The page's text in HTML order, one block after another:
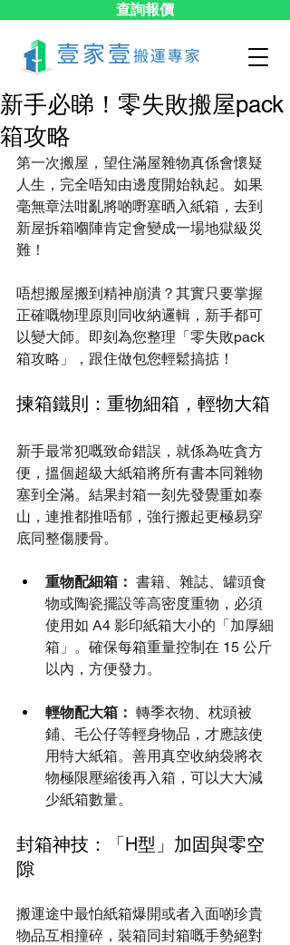
查詢報價
新手必睇！零失敗搬屋pack
箱攻略
第一次搬屋，望住滿屋雜物真係會懷疑
人生，完全唔知由邊度開始執起。如果
毫無章法咁亂將啲嘢塞晒入紙箱，去到
新屋拆箱嗰陣肯定會變成一場地獄級災
難！
唔想搬屋搬到精神崩潰？其實只要掌握
正確嘅物理原則同收納邏輯，新手都可
以變大師。即刻為您整理「零失敗pack
箱攻略」，跟住做包您輕鬆搞掂！
揀箱鐵則：重物細箱，輕物大箱
新手最常犯嘅致命錯誤，就係為咗貪方
便，搵個超級大紙箱將所有書本同雜物
塞到全滿。結果封箱一刻先發覺重如泰
山，連推都推唔郁，強行搬起更極易穿
底同整傷腰骨。
重物配細箱： 書籍、雜誌、罐頭食
物或陶瓷擺設等高密度重物，必須
使用如 A4 影印紙箱大小的「加厚細
箱」。確保每箱重量控制在 15 公斤
以內，方便發力。
輕物配大箱： 轉季衣物、枕頭被
鋪、毛公仔等輕身物品，才應該使
用特大紙箱。善用真空收納袋將衣
物極限壓縮後再入箱，可以大大減
少紙箱數量。
封箱神技：「H型」加固與零空
隙
搬運途中最怕紙箱爆開或者入面啲珍貴
物品互相撞碎，裝箱同封箱嘅手勢絕對